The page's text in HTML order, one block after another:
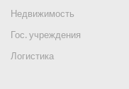
Недвижимость
Гос. учреждения
Логистика